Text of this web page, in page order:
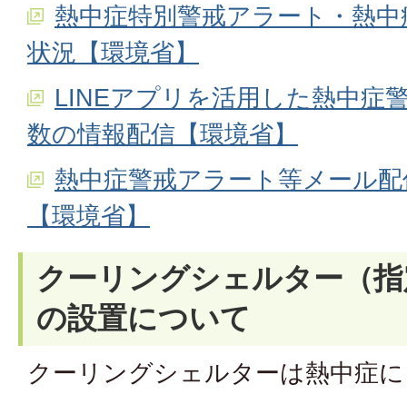
熱中症特別警戒アラート・熱
状況【環境省】
LINEアプリを活用した熱中症
数の情報配信【環境省】
熱中症警戒アラート等メール
【環境省】
クーリングシェルター（
の設置について
クーリングシェルターは熱中症